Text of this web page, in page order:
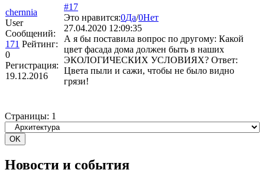
chernnia
User
Сообщений:
171 Рейтинг:
0
Регистрация:
19.12.2016
#17
Это нравится:0Да/0Нет
27.04.2020 12:09:35
А я бы поставила вопрос по другому: Какой
цвет фасада дома должен быть в наших
ЭКОЛОГИЧЕСКИХ УСЛОВИЯХ? Ответ:
Цвета пыли и сажи, чтобы не было видно
грязи!
Страницы: 1
Новости и события